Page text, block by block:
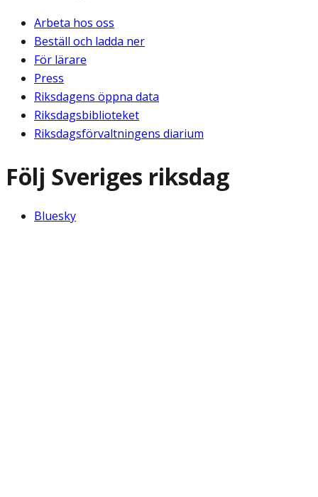
Arbeta hos oss
Beställ och ladda ner
För lärare
Press
Riksdagens öppna data
Riksdagsbiblioteket
Riksdagsförvaltningens diarium
Följ Sveriges riksdag
Bluesky